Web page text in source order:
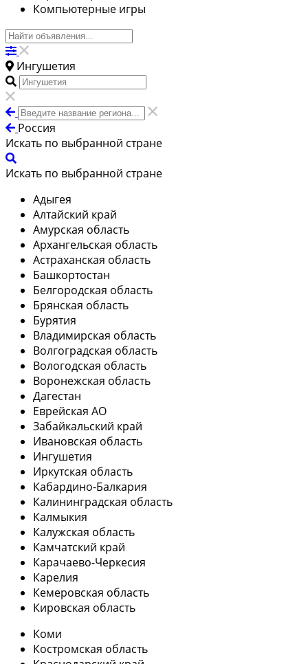
Компьютерные игры
Ингушетия
Россия
Искать по выбранной стране
Искать по выбранной стране
Адыгея
Алтайский край
Амурская область
Архангельская область
Астраханская область
Башкортостан
Белгородская область
Брянская область
Бурятия
Владимирская область
Волгоградская область
Вологодская область
Воронежская область
Дагестан
Еврейская АО
Забайкальский край
Ивановская область
Ингушетия
Иркутская область
Кабардино-Балкария
Калининградская область
Калмыкия
Калужская область
Камчатский край
Карачаево-Черкесия
Карелия
Кемеровская область
Кировская область
Коми
Костромская область